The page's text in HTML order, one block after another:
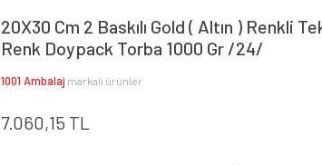
20X30 Cm 2 Baskılı Gold ( Altın ) Renkli
Renk Doypack Torba 1000 Gr /24/
1001 Ambalaj markalı ürünler
7.060,15 TL